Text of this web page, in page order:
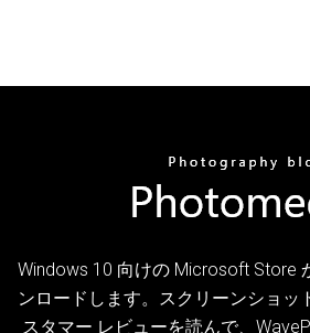
Windows 10 向けの Microsoft Store
ンロードします。スクリーンショッ
スタマー レビューを読んで、